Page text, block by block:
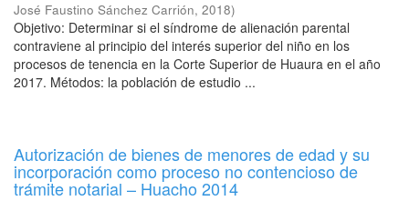
José Faustino Sánchez Carrión, 2018)
Objetivo: Determinar si el síndrome de alienación parental
contraviene al principio del interés superior del niño en los
procesos de tenencia en la Corte Superior de Huaura en el año
2017. Métodos: la población de estudio ...
Autorización de bienes de menores de edad y su
incorporación como proceso no contencioso de
trámite notarial – Huacho 2014